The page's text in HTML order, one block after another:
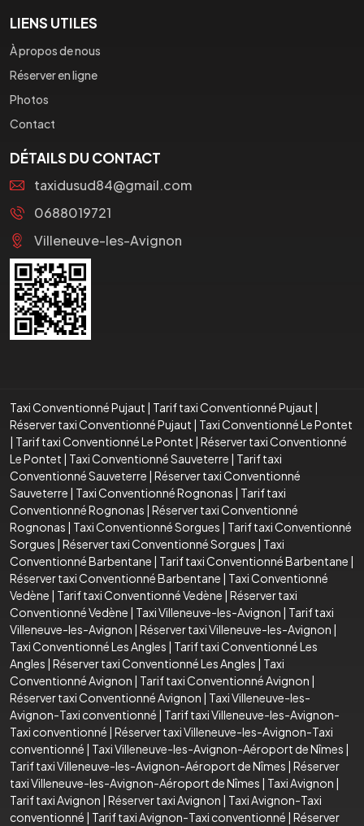
LIENS UTILES
À propos de nous
Réserver en ligne
Photos
Contact
DÉTAILS DU CONTACT
taxidusud84@gmail.com
0688019721
Villeneuve-les-Avignon
Taxi Conventionné Pujaut | Tarif taxi Conventionné Pujaut |
Réserver taxi Conventionné Pujaut | Taxi Conventionné Le Pontet
| Tarif taxi Conventionné Le Pontet | Réserver taxi Conventionné
Le Pontet | Taxi Conventionné Sauveterre | Tarif taxi
Conventionné Sauveterre | Réserver taxi Conventionné
Sauveterre | Taxi Conventionné Rognonas | Tarif taxi
Conventionné Rognonas | Réserver taxi Conventionné
Rognonas | Taxi Conventionné Sorgues | Tarif taxi Conventionné
Sorgues | Réserver taxi Conventionné Sorgues | Taxi
Conventionné Barbentane | Tarif taxi Conventionné Barbentane |
Réserver taxi Conventionné Barbentane | Taxi Conventionné
Vedène | Tarif taxi Conventionné Vedène | Réserver taxi
Conventionné Vedène | Taxi Villeneuve-les-Avignon | Tarif taxi
Villeneuve-les-Avignon | Réserver taxi Villeneuve-les-Avignon |
Taxi Conventionné Les Angles | Tarif taxi Conventionné Les
Angles | Réserver taxi Conventionné Les Angles | Taxi
Conventionné Avignon | Tarif taxi Conventionné Avignon |
Réserver taxi Conventionné Avignon | Taxi Villeneuve-les-
Avignon-Taxi conventionné | Tarif taxi Villeneuve-les-Avignon-
Taxi conventionné | Réserver taxi Villeneuve-les-Avignon-Taxi
conventionné | Taxi Villeneuve-les-Avignon-Aéroport de Nîmes |
Tarif taxi Villeneuve-les-Avignon-Aéroport de Nîmes | Réserver
taxi Villeneuve-les-Avignon-Aéroport de Nîmes | Taxi Avignon |
Tarif taxi Avignon | Réserver taxi Avignon | Taxi Avignon-Taxi
conventionné | Tarif taxi Avignon-Taxi conventionné | Réserver